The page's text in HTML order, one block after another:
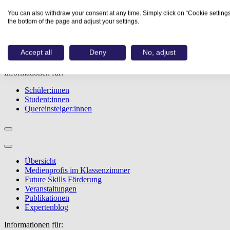
Übersicht
Berufe
Studiengänge
Berufstest
Bewerbungstipps
Informationen für:
Schüler:innen
Student:innen
Quereinsteiger:innen
Übersicht
Medienprofis im Klassenzimmer
Future Skills Förderung
Veranstaltungen
Publikationen
Expertenblog
Informationen für:
You can also withdraw your consent at any time. Simply click on “Cookie
the bottom of the page and adjust your settings.
Accept all Deny No, adjust